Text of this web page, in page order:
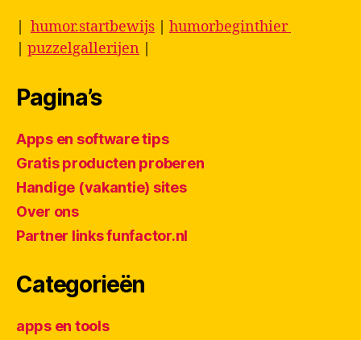
humor.startbewijs
humorbeginthier
puzzelgallerijen
Pagina’s
Apps en software tips
Gratis producten proberen
Handige (vakantie) sites
Over ons
Partner links funfactor.nl
Categorieën
apps en tools